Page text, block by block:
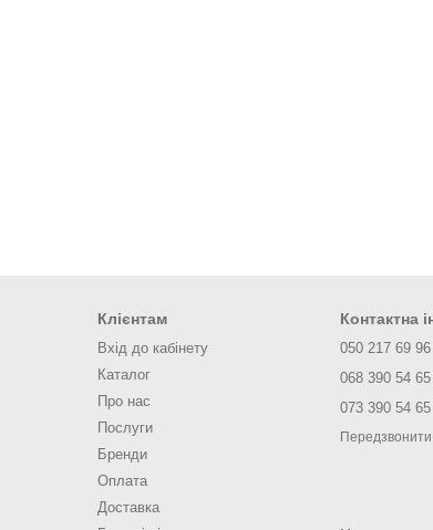
Клієнтам
Вхід до кабінету
Каталог
Про нас
Послуги
Бренди
Оплата
Доставка
Контактна
050 217 69 96
068 390 54 65
073 390 54 65